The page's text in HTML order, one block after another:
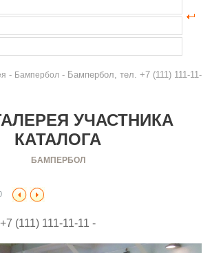
- Бампербол - Бампербол, тел. +7 (111) 111-11-
УЧАСТНИКА
КАТАЛОГА
БАМПЕРБОЛ
(111) 111-11-11 -